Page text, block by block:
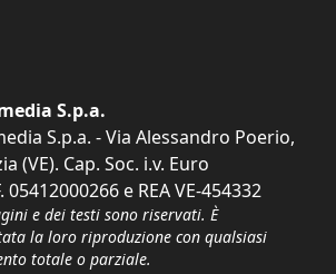
S.p.a.
S.p.a. - Via Alessandro Poerio,
(VE). Cap. Soc. i.v. Euro
05412000266 e REA VE-454332
e dei testi sono riservati. È
la loro riproduzione con qualsiasi
totale o parziale.